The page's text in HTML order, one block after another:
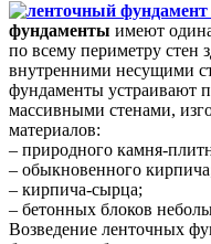
фундаменты имеют
по всему периметру стен
внутренними несущими
фундаменты устраивают
массивными стенами,
материалов:
– природного камня-
– обыкновенного
– кирпича-сырца;
– бетонных блоков
Возведение ленточных